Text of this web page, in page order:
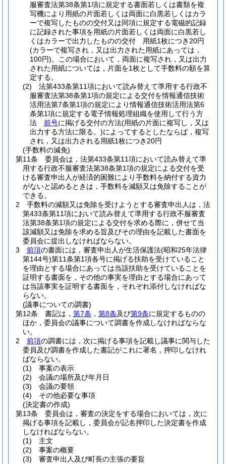
服審査法第38条第1項に規定する書面若しくは書類を複
写機により用紙の片面若しくは両面に白黒若しくはカラ
ーで複写したものの交付又は同項に規定する電磁的記録
に記録された事項を用紙の片面若しくは両面に白黒若し
くはカラーで出力したものの交付 用紙1枚につき20円
(カラーで複写され，又は出力された用紙にあっては，
100円)。
この場合において，両面に複写され，又は出力
された用紙については，片面を1枚として手数料の額を算
定する。
(2)
法第433条第11項において読み替えて準用する行政不
服審査法第38条第1項の規定による交付を情報通信技術
活用法第7条第1項の規定により情報通信技術活用法第6
条第1項に規定する電子情報処理組織を使用して行う方
法 前号に掲げる交付の方法(用紙の片面に複写し，又は
出力する方法に限る。)によってするとしたならば，複写
され，又は出力される用紙1枚につき20円
(手数料の減免)
第11条
委員会は，法第433条第11項において読み替えて準
用する行政不服審査法第38条第1項の規定による交付を受
ける審査申出人が経済的困難により手数料を納付する資力
がないと認めるときは，手数料を減額又は免除することが
できる。
2
手数料の減額又は免除を受けようとする審査申出人は，法
第433条第11項において読み替えて準用する行政不服審査
法第38条第1項の規定による交付を求める際に，併せて当
該減額又は免除を求める旨及びその理由を記載した書面を
委員会に提出しなければならない。
3
前項の書面には，審査申出人が生活保護法(昭和25年法律
第144号)第11条第1項各号に掲げる扶助を受けていること
を理由とする場合にあっては当該扶助を受けていることを
証明する書面を，その他の事実を理由とする場合にあって
は当該事実を証明する書面を，それぞれ添付しなければな
らない。
(議事についての調書)
第12条
書記は， 第7条 ， 第8条及び第9条に規定するものの
ほか，委員会の議事について調書を作成しなければならな
い。
2
前項の調書には，次に掲げる事項を記載し議事に関与した
委員及び調書を作成した書記がこれに署名，押印しなけれ
ばならない。
(1)
事案の表示
(2)
会議の場所及び年月日
(3)
会議の要領
(4)
その他必要な事項
(決定書の作成)
第13条
委員会は，審査の決定をする場合においては，次に
掲げる事項を記載し，委員会が記名押印した決定書を作成
しなければならない。
(1)
主文
(2)
事案の概要
(3)
審査申出人及び町長の主張の要旨